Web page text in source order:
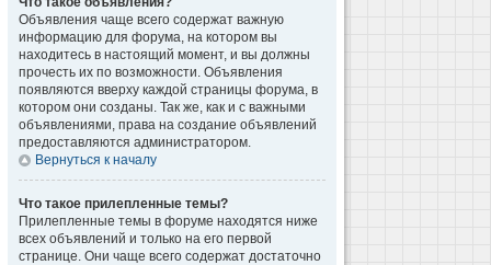
Объявления чаще всего содержат важную
информацию для форума, на котором вы
находитесь в настоящий момент, и вы должны
прочесть их по возможности. Объявления
появляются вверху каждой страницы форума, в
котором они созданы. Так же, как и с важными
объявлениями, права на создание объявлений
предоставляются администратором.
Вернуться к началу
Что такое прилепленные темы?
Прилепленные темы в форуме находятся ниже
всех объявлений и только на его первой
странице. Они чаще всего содержат достаточно